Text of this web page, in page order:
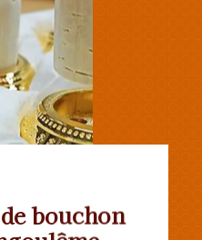
bouchon